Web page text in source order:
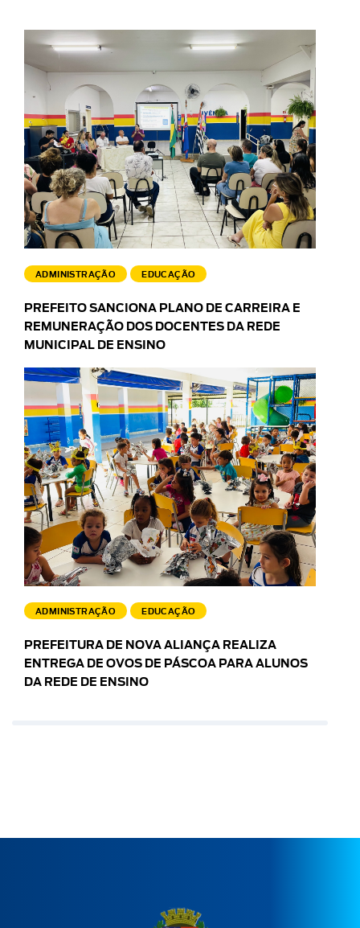
ADMINISTRAÇÃO EDUCAÇÃO
PREFEITO SANCIONA PLANO DE CARREIRA E
REMUNERAÇÃO DOS DOCENTES DA REDE
MUNICIPAL DE ENSINO
ADMINISTRAÇÃO EDUCAÇÃO
PREFEITURA DE NOVA ALIANÇA REALIZA
ENTREGA DE OVOS DE PÁSCOA PARA ALUNOS
DA REDE DE ENSINO